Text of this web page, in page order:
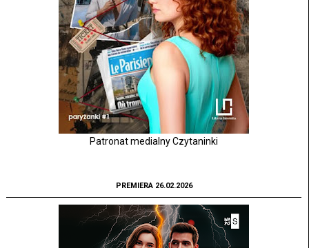
Patronat medialny Czytaninki
PREMIERA 26.02.2026